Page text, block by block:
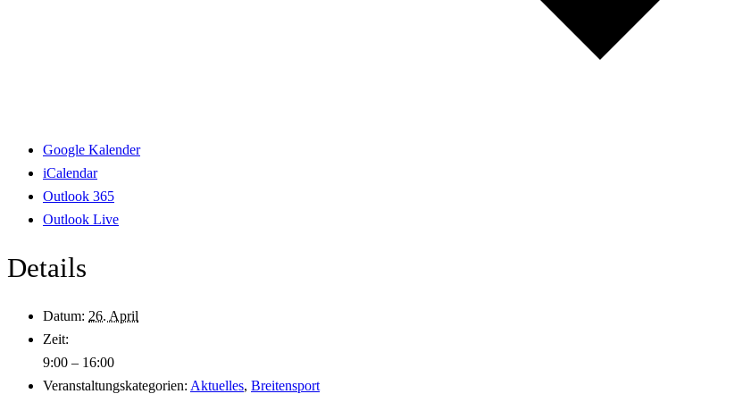
Google Kalender
iCalendar
Outlook 365
Outlook Live
Details
Datum: 26. April
Zeit:
9:00 – 16:00
Veranstaltungskategorien: Aktuelles, Breitensport